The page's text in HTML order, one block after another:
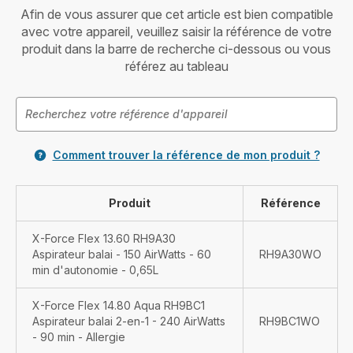
Afin de vous assurer que cet article est bien compatible
avec votre appareil, veuillez saisir la référence de votre
produit dans la barre de recherche ci-dessous ou vous
référez au tableau
Comment trouver la référence de mon produit ?
Produit Référence
X-Force Flex 13.60 RH9A30
Aspirateur balai - 150 AirWatts - 60
min d'autonomie - 0,65L
RH9A30WO
X-Force Flex 14.80 Aqua RH9BC1
Aspirateur balai 2-en-1 - 240 AirWatts
- 90 min - Allergie
RH9BC1WO